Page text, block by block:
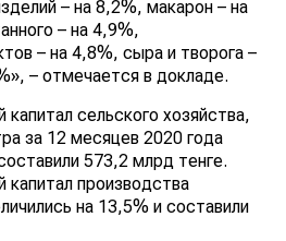
– на 8,2%, макарон – на
– на 4,9%,
– на 4,8%, сыра и творога –
– отмечается в докладе.
капитал сельского хозяйства,
за 12 месяцев 2020 года
573,2 млрд тенге.
капитал производства
на 13,5% и составили